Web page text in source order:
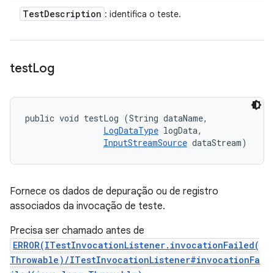
TestDescription : identifica o teste.
testLog
public void testLog (String dataName,
LogDataType logData,
InputStreamSource dataStream)
Fornece os dados de depuração ou de registro
associados da invocação de teste.
Precisa ser chamado antes de
ERROR(ITestInvocationListener.invocationFailed(
Throwable)/ITestInvocationListener#invocationFa